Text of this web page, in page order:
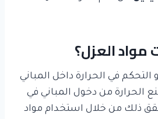
العزل؟
في الحرارة داخل المباني
الحرارة من دخول المباني في
ذلك من خلال استخدام مواد